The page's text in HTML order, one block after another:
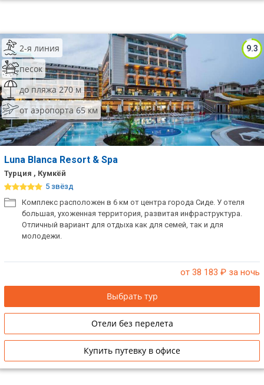
9.3
2-я линия
песок
до пляжа 270 м
от аэропорта 65 км
Luna Blanca Resort & Spa
Турция , Кумкёй
5 звёзд
Комплекс расположен в 6 км от центра города Сиде. У отеля
большая, ухоженная территория, развитая инфраструктура.
Отличный вариант для отдыха как для семей, так и для
молодежи.
от 38 183 ₽ за ночь
Выбрать тур
Отели без перелета
Купить путевку в офисе